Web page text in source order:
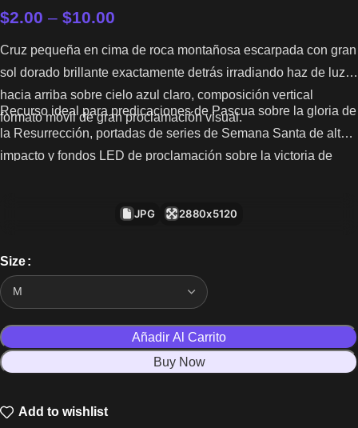
$2.00 – $10.00
Cruz pequeña en cima de roca montañosa escarpada con gran
sol dorado brillante exactamente detrás irradiando haz de luz
hacia arriba sobre cielo azul claro, composición vertical
formato móvil de gran proclamación visual.
Recurso ideal para predicaciones de Pascua sobre la gloria de
la Resurrección, portadas de series de Semana Santa de alto
impacto y fondos LED de proclamación sobre la victoria de
JPG 2880x5120
Size
Añadir Al Carrito
Buy Now
Add to wishlist